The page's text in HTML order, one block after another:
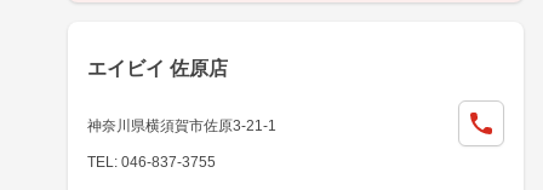
エイビイ 佐原店
神奈川県横須賀市佐原3-21-1
TEL: 046-837-3755